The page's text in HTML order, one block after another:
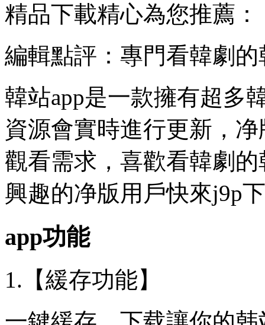
精品下載精心為您推薦：
編輯點評：專門看韓劇
韓站app是一款擁有超多
資源會實時進行更新，
觀看需求，喜歡看韓劇
興趣的净版用戶快來j9p
app功能
1.【緩存功能】